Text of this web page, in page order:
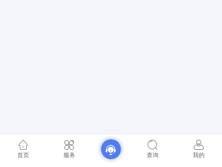
首页 服务 查询 我的